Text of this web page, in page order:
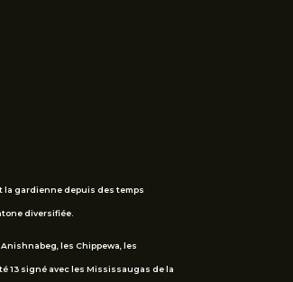
la gardienne depuis des temps
diversifiée.
les Chippewa, les
13 signé avec les Mississaugas de la